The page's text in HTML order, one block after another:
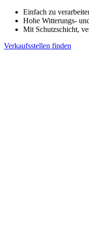
Einfach zu
Hohe Witterungs-
Mit Schutzschicht,
Verkaufsstellen finden